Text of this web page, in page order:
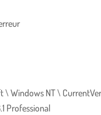
\ Windows NT \
Professional